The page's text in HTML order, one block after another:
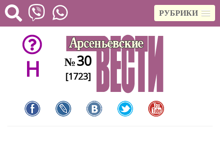
РУБРИКИ
H №30
[1723]